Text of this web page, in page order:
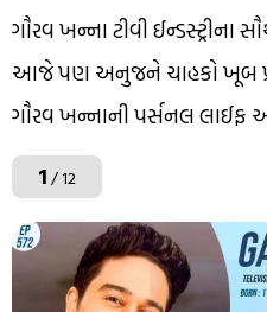
ગૌરવ ખન્ના ટીવી ઈન્ડસ્ટ્રીના
આજે પણ અનુજને ચાહકો ખૂબ
ગૌરવ ખન્નાની પર્સનલ લાઈફ
1/ 12